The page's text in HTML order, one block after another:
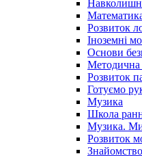
Розвиток
Іноземні
Основи
Методична
Розвиток
Готуємо
Музика
Школа
Музика.
Розвиток